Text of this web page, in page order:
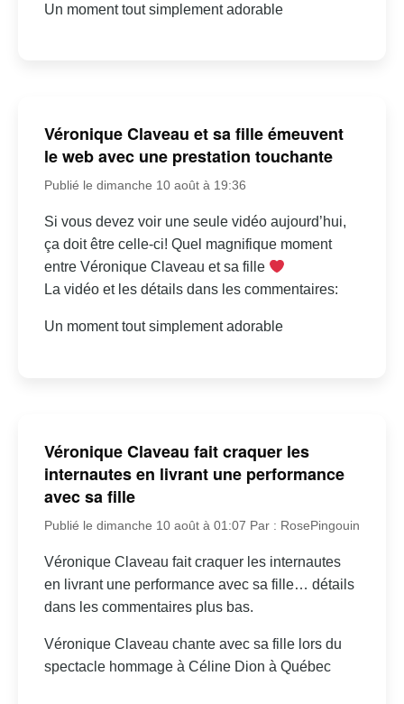
Un moment tout simplement adorable
Véronique Claveau et sa fille émeuvent
le web avec une prestation touchante
Publié le dimanche 10 août à 19:36
Si vous devez voir une seule vidéo aujourd’hui,
ça doit être celle-ci! Quel magnifique moment
entre Véronique Claveau et sa fille
La vidéo et les détails dans les commentaires:
Un moment tout simplement adorable
Véronique Claveau fait craquer les
internautes en livrant une performance
avec sa fille
Publié le dimanche 10 août à 01:07 Par : RosePingouin
Véronique Claveau fait craquer les internautes
en livrant une performance avec sa fille… détails
dans les commentaires plus bas.
Véronique Claveau chante avec sa fille lors du
spectacle hommage à Céline Dion à Québec